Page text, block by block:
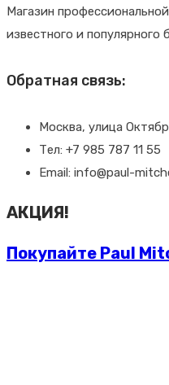
Магазин
известного и популярного
Обратная связь:
Москва, улица
Тел: +7 985 787 11 55
Email: info@paul-
АКЦИЯ!
Покупайте Paul